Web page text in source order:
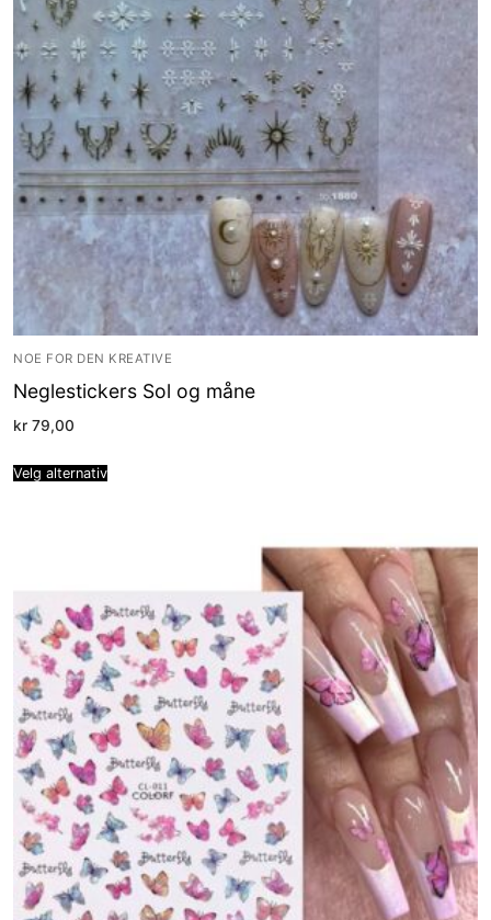
NOE FOR DEN KREATIVE
Neglestickers Sol og måne
kr 79,00
Velg alternativ